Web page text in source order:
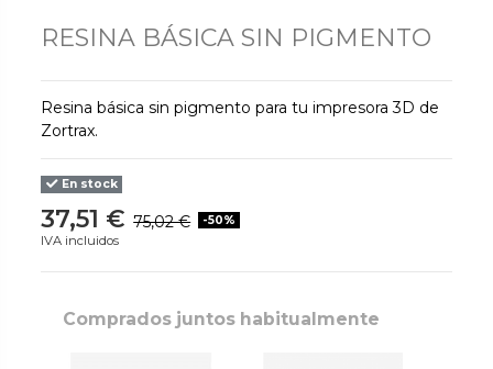
RESINA BÁSICA SIN PIGMENTO
Resina básica sin pigmento para tu impresora 3D de
Zortrax.
En stock
37,51 € 75,02 € -50%
IVA incluidos
Comprados juntos habitualmente